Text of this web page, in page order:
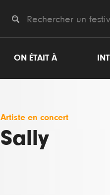
ON ÉTAIT À
Artiste en concert
Sally